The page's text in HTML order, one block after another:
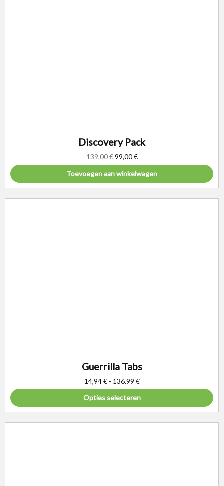
Discovery Pack
139,00€ 99,00€
Toevoegen aan winkelwagen
Guerrilla Tabs
14,94€ - 136,99 €
Opties selecteren